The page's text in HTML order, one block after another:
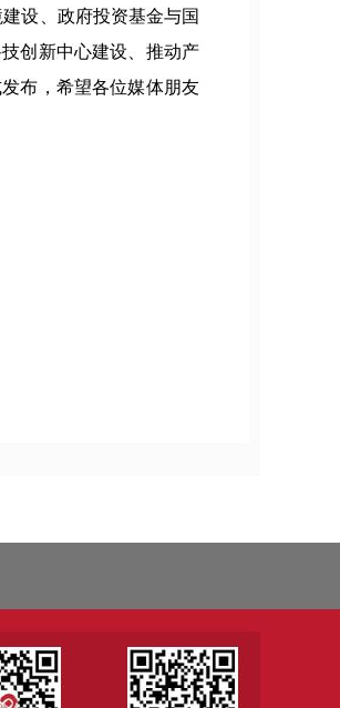
设、政府投资基金与国
创新中心建设、推动产
布，希望各位媒体朋友